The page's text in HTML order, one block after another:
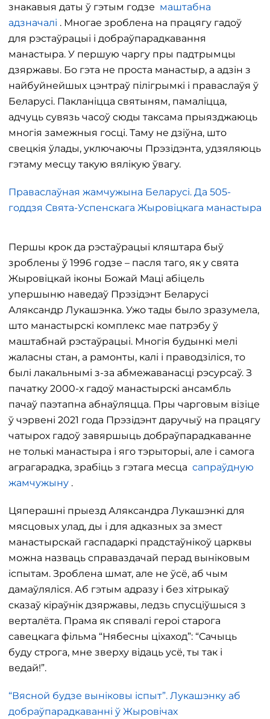
знакавыя даты ў гэтым годзе маштабна
адзначалі . Многае зроблена на працягу гадоў
для рэстаўрацыі і добраўпарадкавання
манастыра. У першую чаргу пры падтрымцы
дзяржавы. Бо гэта не проста манастыр, а адзін з
найбуйнейшых цэнтраў пілігрымкі і праваслаўя ў
Беларусі. Пакланіцца святыням, памаліцца,
адчуць сувязь часоў сюды таксама прыязджаюць
многія замежныя госці. Таму не дзіўна, што
свецкія ўлады, уключаючы Прэзідэнта, удзяляюць
гэтаму месцу такую ​​вялікую ўвагу.
Праваслаўная жамчужына Беларусі. Да 505-
годдзя Свята-Успенскага Жыровіцкага манастыра
Першы крок да рэстаўрацыі кляштара быў
зроблены ў 1996 годзе – пасля таго, як у свята
Жыровіцкай іконы Божай Маці абіцель
упершыню наведаў Прэзідэнт Беларусі
Аляксандр Лукашэнка. Ужо тады было зразумела,
што манастырскі комплекс мае патрэбу ў
маштабнай рэстаўрацыі. Многія будынкі мелі
жаласны стан, а рамонты, калі і праводзіліся, то
былі лакальнымі з-за абмежаванасці рэсурсаў. З
пачатку 2000-х гадоў манастырскі ансамбль
пачаў паэтапна абнаўляцца. Пры чарговым візіце
ў чэрвені 2021 года Прэзідэнт даручыў на працягу
чатырох гадоў завяршыць добраўпарадкаванне
не толькі манастыра і яго тэрыторыі, але і самога
аграгарадка, зрабіць з гэтага месца сапраўдную
жамчужыну .
Цяперашні прыезд Аляксандра Лукашэнкі для
мясцовых улад, ды і для адказных за змест
манастырскай гаспадаркі прадстаўнікоў царквы
можна назваць справаздачай перад выніковым
іспытам. Зроблена шмат, але не ўсё, аб чым
дамаўляліся. Аб гэтым адразу і без хітрыкаў
сказаў кіраўнік дзяржавы, ледзь спусціўшыся з
верталёта. Прама як спявалі героі старога
савецкага фільма “Нябесны ціхаход”: “Сачыць
буду строга, мне зверху відаць усё, ты так і
ведай!”.
“Вясной будзе выніковы іспыт”. Лукашэнку аб
добраўпарадкаванні ў Жыровічах